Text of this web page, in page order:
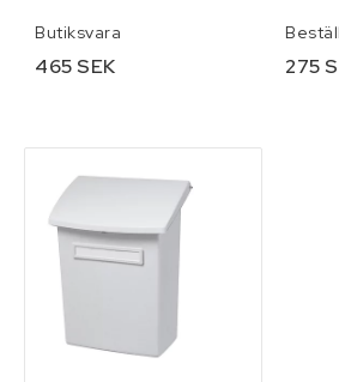
Stegar och byggställningar
Tillbehör
Verktyg
Kontaktformulär
Butiksvara
465 SEK 275